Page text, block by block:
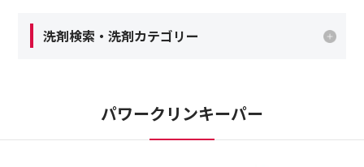
洗剤検索・洗剤カテゴリー
パワークリンキーパー